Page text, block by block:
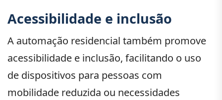
Acessibilidade e inclusão
A automação residencial também promove
acessibilidade e inclusão, facilitando o uso
de dispositivos para pessoas com
mobilidade reduzida ou necessidades